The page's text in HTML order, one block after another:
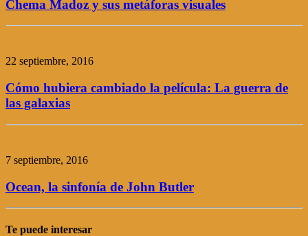
Chema Madoz y sus metáforas visuales
22 septiembre, 2016
Cómo hubiera cambiado la película: La guerra de
las galaxias
7 septiembre, 2016
Ocean, la sinfonía de John Butler
Te puede interesar